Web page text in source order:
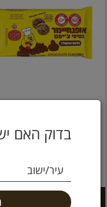
בדוק האם
עיר/ישוב
6.98 ל 100 גרם
הוספה לסל +